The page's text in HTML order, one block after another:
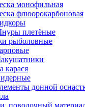
монофильная
флюорокарбоновая
плетёные
рыболовные
карася
донной
поводочный